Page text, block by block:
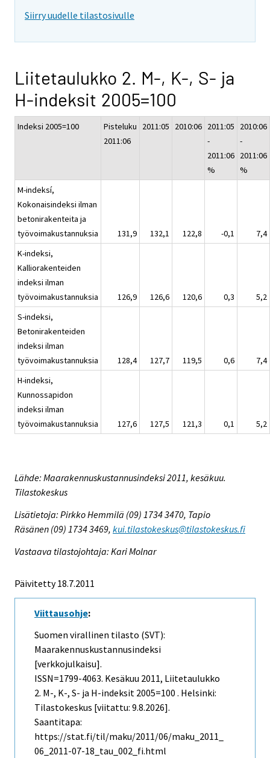
Siirry uudelle tilastosivulle
Liitetaulukko 2. M-, K-, S- ja
H-indeksit 2005=100
Indeksi 2005=100
Pisteluku
2011:06
2011:05 2010:06 2011:05
-
2011:06
%
2010:06
-
2011:06
%
M-indeksí,
Kokonaisindeksi ilman
betonirakenteita ja
työvoimakustannuksia
131,9 132,1 122,8 -0,1
7,4
K-indeksi,
Kalliorakenteiden
indeksi ilman
työvoimakustannuksia
126,9 126,6 120,6 0,3
5,2
S-indeksi,
Betonirakenteiden
indeksi ilman
työvoimakustannuksia
128,4 127,7 119,5 0,6
7,4
H-indeksi,
Kunnossapidon
indeksi ilman
työvoimakustannuksia
127,6 127,5 121,3 0,1 5,2
Lähde: Maarakennuskustannusindeksi 2011, kesäkuu.
Tilastokeskus
Lisätietoja: Pirkko Hemmilä (09) 1734 3470, Tapio
Räsänen (09) 1734 3469, kui.tilastokeskus@tilastokeskus.fi
Vastaava tilastojohtaja: Kari Molnar
Päivitetty 18.7.2011
Viittausohje:
Suomen virallinen tilasto (SVT):
Maarakennuskustannusindeksi
[verkkojulkaisu].
ISSN=1799-4063. Kesäkuu 2011, Liitetaulukko
2. M-, K-, S- ja H-indeksit 2005=100 . Helsinki:
Tilastokeskus [viitattu: 9.8.2026].
Saantitapa:
https://stat.fi/til/maku/2011/06/maku_2011_
06_2011-07-18_tau_002_fi.html